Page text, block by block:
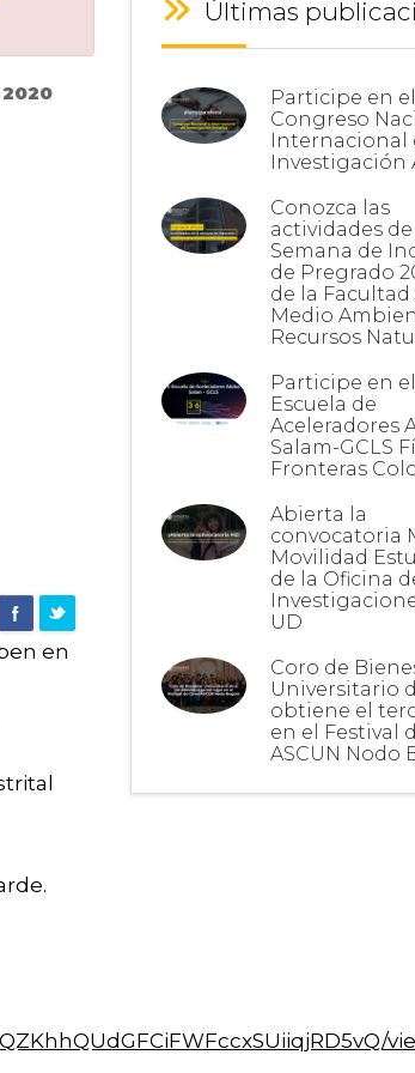
en
Últimas
Participe en
Congreso
Internacional
Investigación
Conozca las
actividades de
Semana de
de Pregrado
de la Facultad
Medio
Recursos
Participe en
Escuela de
Aceleradores
Salam-GCLS
Fronteras
Abierta la
convocatoria
Movilidad
de la Oficina
UD
Coro de
Universitario
obtiene el
en el Festival
ASCUN Nodo